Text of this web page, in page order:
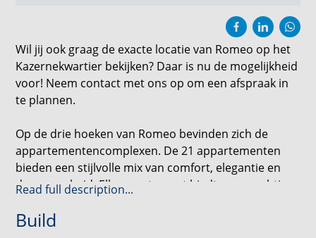
Wil jij ook graag de exacte locatie van Romeo op het
Kazernekwartier bekijken? Daar is nu de mogelijkheid
voor! Neem contact met ons op om een afspraak in
te plannen.
Op de drie hoeken van Romeo bevinden zich de
appartementencomplexen. De 21 appartementen
bieden een stijlvolle mix van comfort, elegantie en
duurzaamheid. Elk appartement biedt een prachtig
uitzicht op de omgeving en een plek waar je je
meteen thuis voelt. Voeg daar de ideale ligging in het
Read full description...
Build